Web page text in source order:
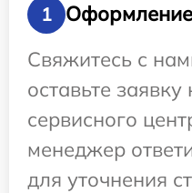
1
Свяжитесь с
оставьте заявку
сервисного
менеджер
для уточнения